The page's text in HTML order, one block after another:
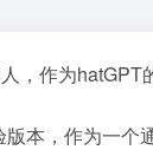
，作为
本，作为一